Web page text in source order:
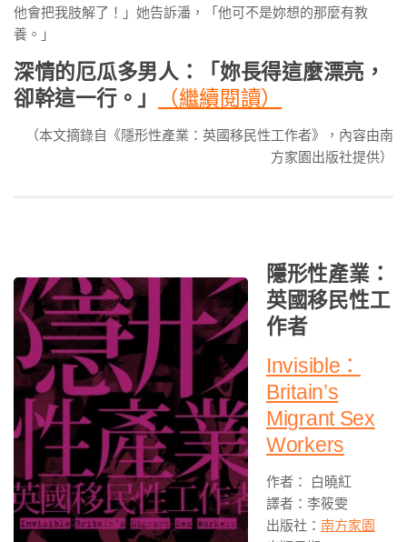
他會把我肢解了！」她告訴潘，「他可不是妳想的那麼有教
養。」
深情的厄瓜多男人：「妳長得這麼漂亮，
卻幹這一行。」
（繼續閱讀）
（本文摘錄自《隱形性產業：英國移民性工作者》，內容由南
方家園出版社提供）
隱形性產業：
英國移民性工
作者
Invisible：
Britain’s
Migrant Sex
Workers
作者： 白曉紅
譯者：李筱雯
出版社： 南方家園